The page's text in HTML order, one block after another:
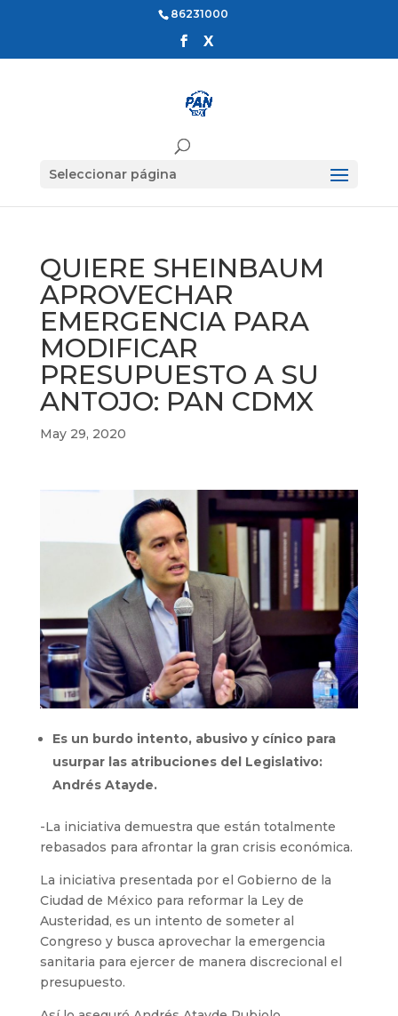
86231000
Seleccionar página
QUIERE SHEINBAUM
APROVECHAR
EMERGENCIA PARA
MODIFICAR
PRESUPUESTO A SU
ANTOJO: PAN CDMX
May 29, 2020
Es un burdo intento, abusivo y cínico para
usurpar las atribuciones del Legislativo:
Andrés Atayde.
-La iniciativa demuestra que están totalmente
rebasados para afrontar la gran crisis económica.
La iniciativa presentada por el Gobierno de la
Ciudad de México para reformar la Ley de
Austeridad, es un intento de someter al
Congreso y busca aprovechar la emergencia
sanitaria para ejercer de manera discrecional el
presupuesto.